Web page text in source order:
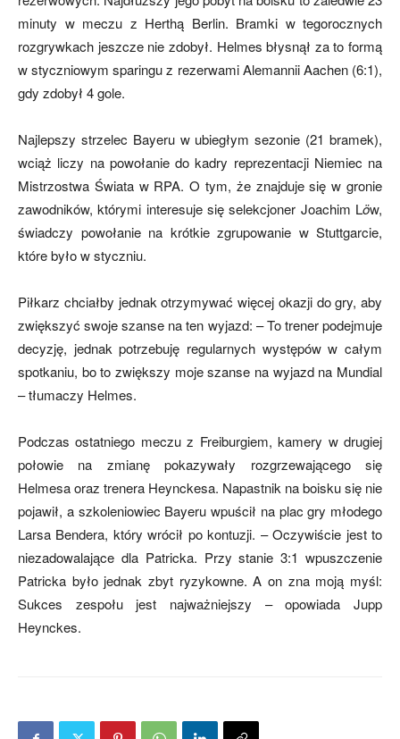
minuty w meczu z Herthą Berlin. Bramki w tegorocznych
rozgrywkach jeszcze nie zdobył. Helmes błysnął za to formą
w styczniowym sparingu z rezerwami Alemannii Aachen (6:1),
gdy zdobył 4 gole.
Najlepszy strzelec Bayeru w ubiegłym sezonie (21 bramek),
wciąż liczy na powołanie do kadry reprezentacji Niemiec na
Mistrzostwa Świata w RPA. O tym, że znajduje się w gronie
zawodników, którymi interesuje się selekcjoner Joachim Löw,
świadczy powołanie na krótkie zgrupowanie w Stuttgarcie,
które było w styczniu.
Piłkarz chciałby jednak otrzymywać więcej okazji do gry, aby
zwiększyć swoje szanse na ten wyjazd: –To trener podejmuje
decyzję, jednak potrzebuję regularnych występów w całym
spotkaniu, bo to zwiększy moje szanse na wyjazd na Mundial
– tłumaczy Helmes.
Podczas ostatniego meczu z Freiburgiem, kamery w drugiej
połowie na zmianę pokazywały rozgrzewającego się
Helmesa oraz trenera Heynckesa. Napastnik na boisku się nie
pojawił, a szkoleniowiec Bayeru wpuścił na plac gry młodego
Larsa Bendera, który wrócił po kontuzji. – Oczywiście jest to
niezadowalające dla Patricka. Przy stanie 3:1 wpuszczenie
Patricka było jednak zbyt ryzykowne. A on zna moją myśl:
Sukces zespołu jest najważniejszy – opowiada Jupp
Heynckes.